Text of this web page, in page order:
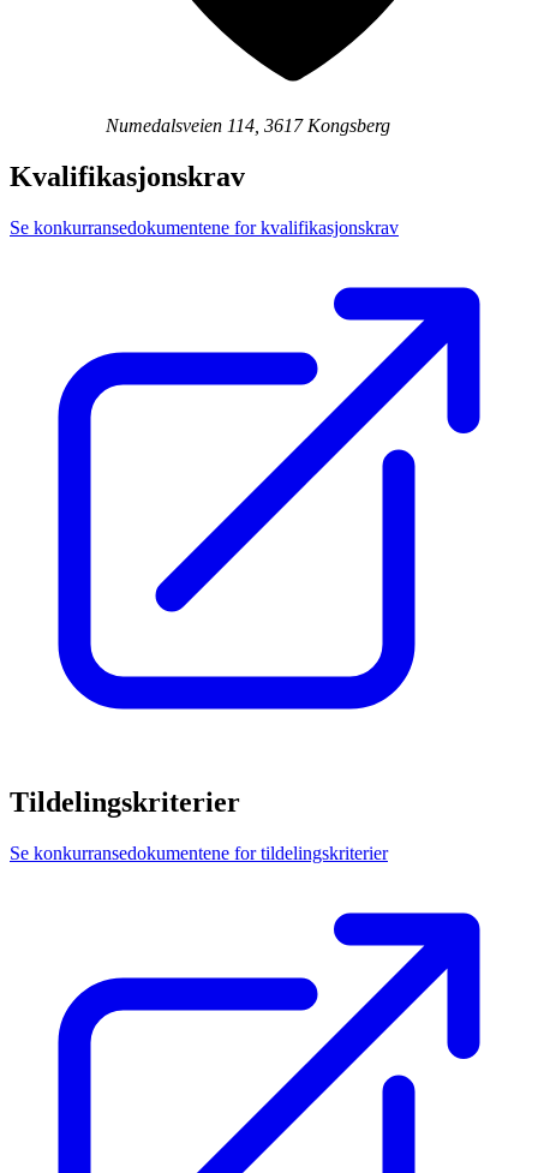
Numedalsveien 114, 3617 Kongsberg
Kvalifikasjonskrav
Se konkurransedokumentene for kvalifikasjonskrav
Tildelingskriterier
Se konkurransedokumentene for tildelingskriterier